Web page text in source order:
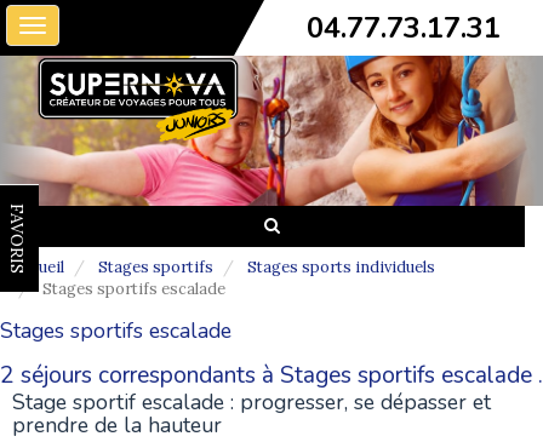
Toggle
navigation
04.77.73.17.31
FAVORIS
Accueil Stages sportifs
Stages sports individuels
Stages sportifs escalade
Stages sportifs escalade
2 séjours correspondants à Stages sportifs escalade .
Stage sportif escalade : progresser, se dépasser et
prendre de la hauteur